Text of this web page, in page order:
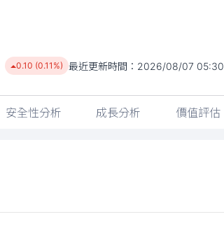
0.10 (0.11%) 最近更新時間： 2026/08/07 05:30
安全性分析 成長分析 價值評估